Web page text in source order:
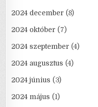
2024 december (8)
2024 október (7)
2024 szeptember (4)
2024 augusztus (4)
2024 június (3)
2024 május (1)